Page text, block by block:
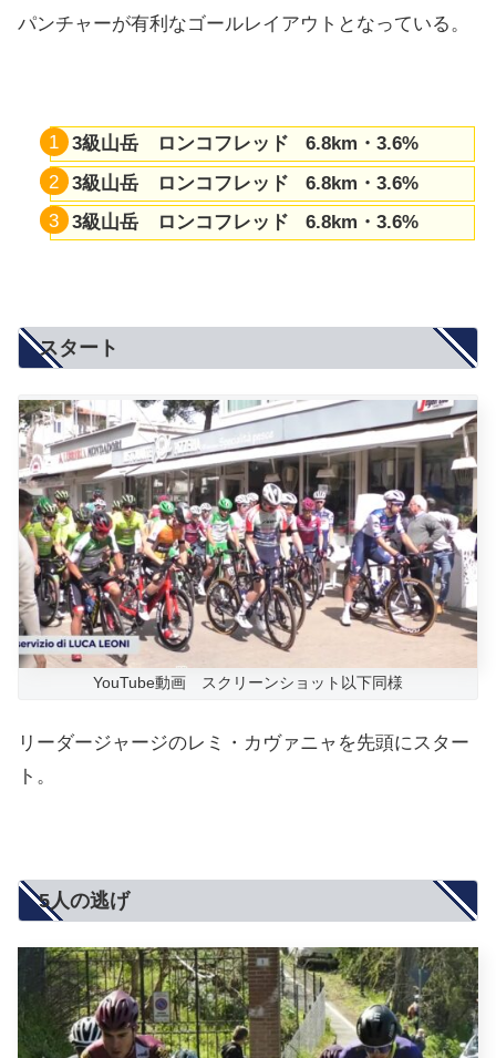
パンチャーが有利なゴールレイアウトとなっている。
3級山岳 ロンコフレッド 6.8km・3.6%
3級山岳 ロンコフレッド 6.8km・3.6%
3級山岳 ロンコフレッド 6.8km・3.6%
スタート
YouTube動画 スクリーンショット以下同様
リーダージャージのレミ・カヴァニャを先頭にスター
ト。
5人の逃げ